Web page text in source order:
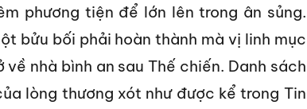
phương tiện để lớn lên trong ân sủng.
bửu bối phải hoàn thành mà vị linh mục
nhà bình an sau Thế chiến. Danh sách
lòng thương xót như được kể trong Tin